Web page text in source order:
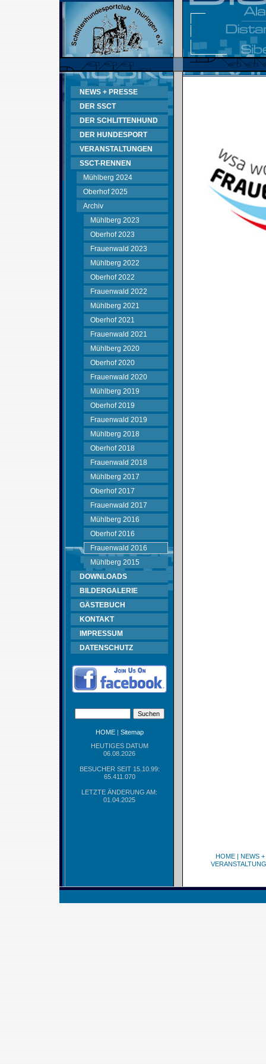
NEWS + PRESSE
DER SSCT
DER SCHLITTENHUND
DER HUNDESPORT
VERANSTALTUNGEN
SSCT-RENNEN
Mühlberg 2024
Oberhof 2025
Archiv
Mühlberg 2023
Oberhof 2023
Frauenwald 2023
Mühlberg 2022
Oberhof 2022
Frauenwald 2022
Mühlberg 2021
Oberhof 2021
Frauenwald 2021
Mühlberg 2020
Oberhof 2020
Frauenwald 2020
Mühlberg 2019
Oberhof 2019
Frauenwald 2019
Mühlberg 2018
Oberhof 2018
Frauenwald 2018
Mühlberg 2017
Oberhof 2017
Frauenwald 2017
Mühlberg 2016
Oberhof 2016
Frauenwald 2016
Mühlberg 2015
DOWNLOADS
BILDERGALERIE
GÄSTEBUCH
KONTAKT
IMPRESSUM
DATENSCHUTZ
HOME| Sitemap
HEUTIGES DATUM
06.08.2026
BESUCHER SEIT 15.10.99:
65.411.070
LETZTE ÄNDERUNG AM:
01.04.2025
HOME| NEWS